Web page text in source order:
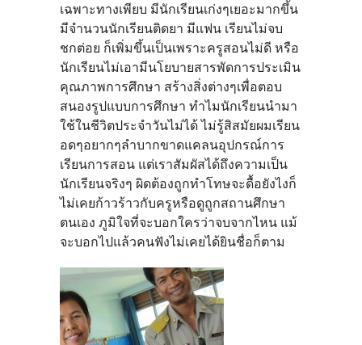
เฉพาะทางเพียบ มีนักเรียนเก่งๆเยอะมากขึ้น
มีจำนวนนักเรียนติดยา มีแฟน เรียนไม่จบ
ชกต่อย ก็เพิ่มขึ้นเป็นเพราะครูสอนไม่ดี หรือ
นักเรียนไม่เอามีนโยบายสารพัดการประเมิน
คุณภาพการศึกษา สร้างสิ่งต่างๆเพื่อตอบ
สนองรูปแบบการศึกษา ทำไมนักเรียนนำมา
ใช้ในชีวิตประจำวันไม่ได้ ไม่รู้สิสมัยผมเรียน
อดๆอยากๆลำบากขาดแคลนอุปกรณ์การ
เรียนการสอน แต่เราสัมผัสได้ถึงความเป็น
นักเรียนจริงๆ ผิดต้องถูกทำโทษจะดื้อยังไงก็
ไม่เคยก้าวร้าวกับครูหรือดูถูกสถานศึกษา
ตนเอง ภูมิใจที่จะบอกใครว่าจบจากไหน แม้
จะบอกไปแล้วคนฟังไม่เคยได้ยินชื่อก็ตาม